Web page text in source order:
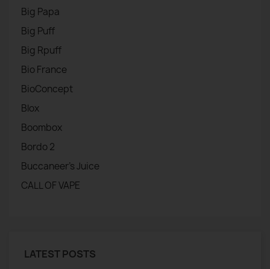
Big Papa
Big Puff
Big Rpuff
Bio France
BioConcept
Blox
Boombox
Bordo 2
Buccaneer's Juice
CALL OF VAPE
LATEST POSTS